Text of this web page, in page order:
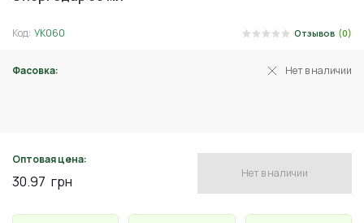
Код: УК060 Отзывов (0)
Фасовка: Нет в наличии
Оптовая цена:
30.97 грн Нет в наличии